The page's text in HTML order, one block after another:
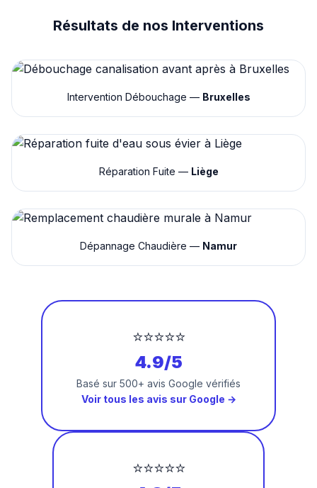
Résultats de nos Interventions
Intervention Débouchage — Bruxelles
Réparation Fuite — Liège
Dépannage Chaudière — Namur
⭐⭐⭐⭐⭐
4.9/5
Basé sur 500+ avis Google vérifiés
Voir tous les avis sur Google →
⭐⭐⭐⭐⭐